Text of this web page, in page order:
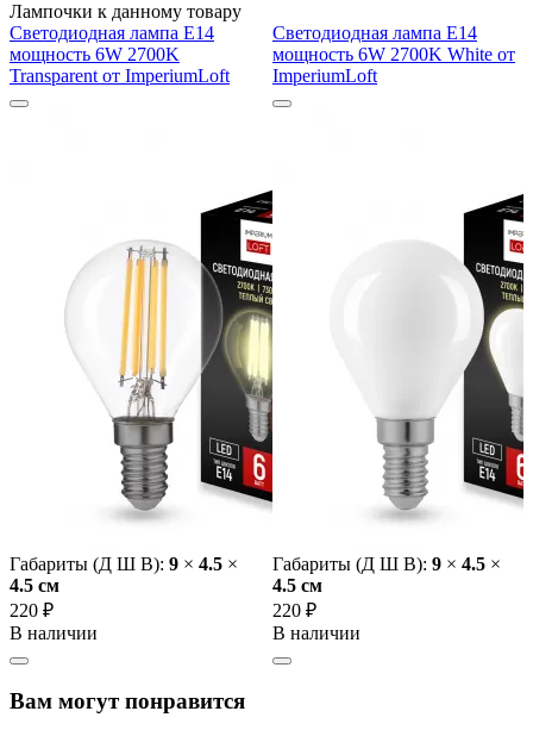
Лампочки к данному товару
Светодиодная лампа E14
мощность 6W 2700K
Transparent от ImperiumLoft
Габариты (Д Ш В): 9 × 4.5 ×
4.5 cм
220 ₽
В наличии
Светодиодная лампа E14
мощность 6W 2700K White от
ImperiumLoft
Габариты (Д Ш В): 9 × 4.5 ×
4.5 cм
220 ₽
В наличии
Вам могут понравится